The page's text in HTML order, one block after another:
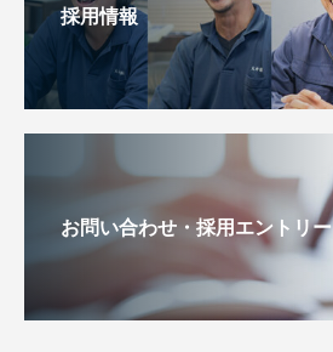
採用情報
お問い合わせ・採用エントリー